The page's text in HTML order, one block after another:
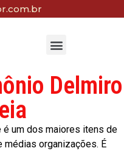
Delmiro
é um dos maiores itens de
médias organizações. É